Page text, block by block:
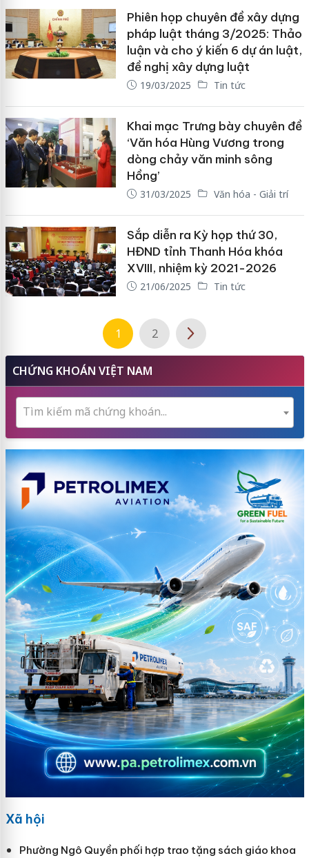
Phiên họp chuyên đề xây dựng
pháp luật tháng 3/2025: Thảo
luận và cho ý kiến 6 dự án luật,
đề nghị xây dựng luật
19/03/2025 Tin tức
Khai mạc Trưng bày chuyên đề
‘Văn hóa Hùng Vương trong
dòng chảy văn minh sông
Hồng’
31/03/2025 Văn hóa - Giải trí
Sắp diễn ra Kỳ họp thứ 30,
HĐND tỉnh Thanh Hóa khóa
XVIII, nhiệm kỳ 2021-2026
21/06/2025 Tin tức
1 2
CHỨNG KHOÁN VIỆT NAM
Tìm kiếm mã chứng khoán...
Xã hội
Phường Ngô Quyền phối hợp trao tặng sách giáo khoa